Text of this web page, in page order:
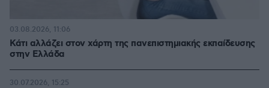
Κάτι αλλάζει στον χάρτη της πανεπιστημιακής εκπαίδευσης
στην Ελλάδα
03.08.2026, 11:06
30.07.2026, 15:25